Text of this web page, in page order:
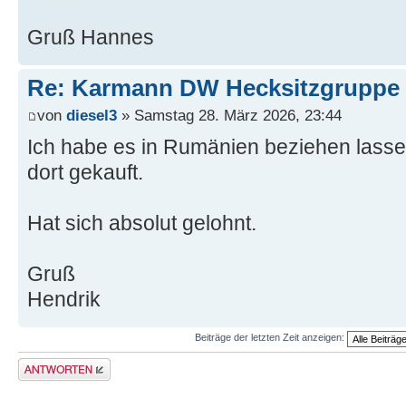
Gruß Hannes
Re: Karmann DW
von diesel3 » Samstag 28. März 2026, 23:44
Ich habe es in Rumänien beziehen
dort gekauft.
Hat sich absolut gelohnt.
Gruß
Hendrik
Beiträge der letzten Zeit anzeigen:
Antwort erstellen